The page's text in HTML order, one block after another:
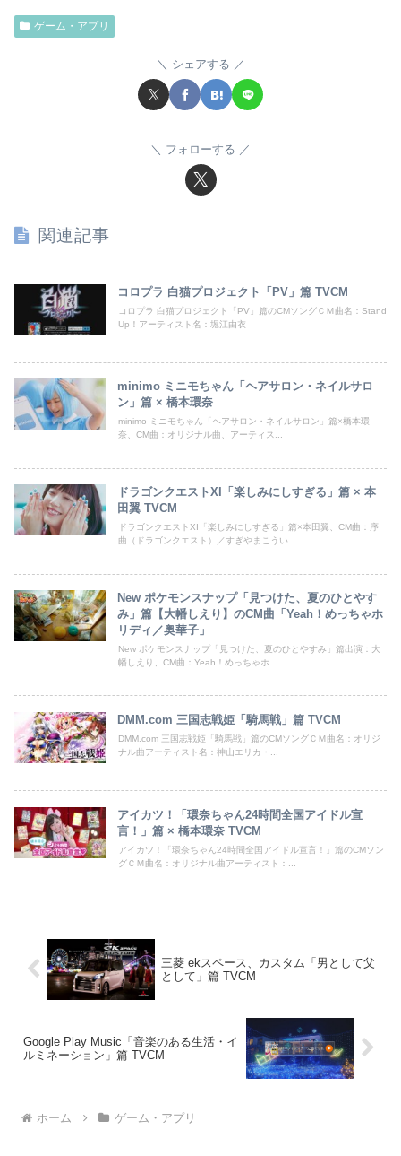
ゲーム・アプリ
シェアする
フォローする
関連記事
コロプラ 白猫プロジェクト「PV」篇 TVCM
コロプラ 白猫プロジェクト「PV」篇のCMソングＣＭ曲名：Stand
Up！アーティスト名：堀江由衣
minimo ミニモちゃん「ヘアサロン・ネイルサロ
ン」篇 × 橋本環奈
minimo ミニモちゃん「ヘアサロン・ネイルサロン」篇×橋本環
奈、CM曲：オリジナル曲、アーティス...
ドラゴンクエストXI「楽しみにしすぎる」篇 × 本
田翼 TVCM
ドラゴンクエストXI「楽しみにしすぎる」篇×本田翼、CM曲：序
曲（ドラゴンクエスト）／すぎやまこうい...
New ポケモンスナップ「見つけた、夏のひとやす
み」篇【大幡しえり】のCM曲「Yeah！めっちゃホ
リディ／奥華子」
New ポケモンスナップ「見つけた、夏のひとやすみ」篇出演：大
幡しえり、CM曲：Yeah！めっちゃホ...
DMM.com 三国志戦姫「騎馬戦」篇 TVCM
DMM.com 三国志戦姫「騎馬戦」篇のCMソングＣＭ曲名：オリジ
ナル曲アーティスト名：神山エリカ・...
アイカツ！「環奈ちゃん24時間全国アイドル宣
言！」篇 × 橋本環奈 TVCM
アイカツ！「環奈ちゃん24時間全国アイドル宣言！」篇のCMソン
グＣＭ曲名：オリジナル曲アーティスト：...
三菱 ekスペース、カスタム「男として父
として」篇 TVCM
Google Play Music「音楽のある生活・イ
ルミネーション」篇 TVCM
ホーム ゲーム・アプリ